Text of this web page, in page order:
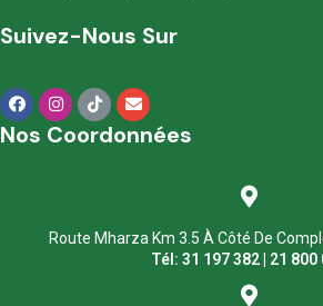
Suivez-Nous Sur
Nos Coordonnées
Route Mharza Km 3.5 À Côté De
Tél: 31 197 382 | 21 800